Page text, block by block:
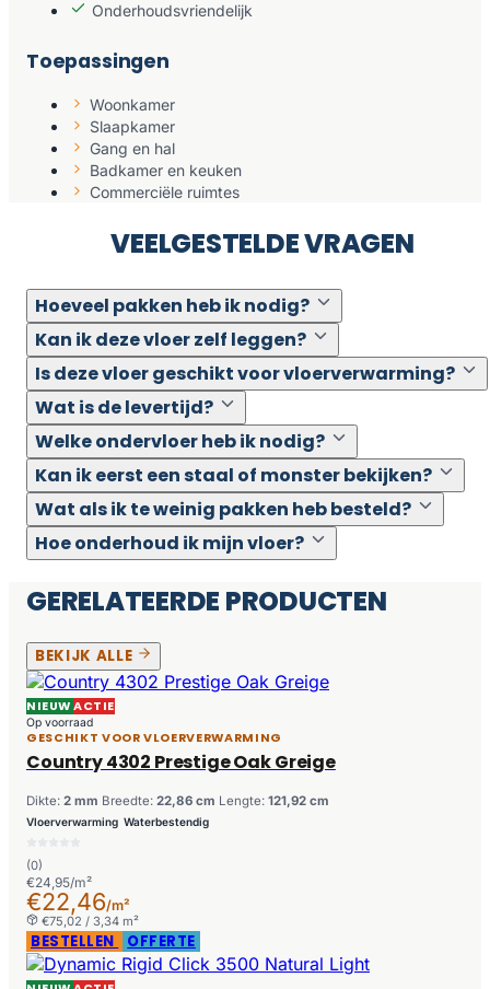
Onderhoudsvriendelijk
Toepassingen
Woonkamer
Slaapkamer
Gang en hal
Badkamer en keuken
Commerciële ruimtes
VEELGESTELDE VRAGEN
Hoeveel pakken heb ik nodig?
Kan ik deze vloer zelf leggen?
Is deze vloer geschikt voor vloerverwarming?
Wat is de levertijd?
Welke ondervloer heb ik nodig?
Kan ik eerst een staal of monster bekijken?
Wat als ik te weinig pakken heb besteld?
Hoe onderhoud ik mijn vloer?
GERELATEERDE PRODUCTEN
BEKIJK ALLE
NIEUWACTIE
Op voorraad
GESCHIKT VOOR VLOERVERWARMING
Country 4302 Prestige Oak Greige
Dikte: 2 mm Breedte: 22,86 cm Lengte: 121,92 cm
Vloerverwarming Waterbestendig
(0)
€24,95/m²
€22,46/m²
€75,02 / 3,34 m²
BESTELLEN OFFERTE